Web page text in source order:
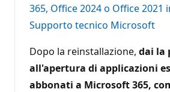
365, Office 2024 o Office 2021
Supporto tecnico Microsoft
Dopo la reinstallazione, dai la
all'apertura di applicazioni
abbonati a Microsoft 365,